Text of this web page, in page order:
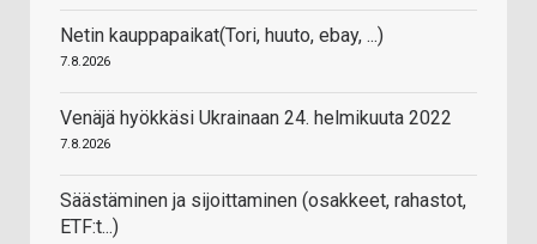
Netin kauppapaikat(Tori, huuto, ebay, ...)
7.8.2026
Venäjä hyökkäsi Ukrainaan 24. helmikuuta 2022
7.8.2026
Säästäminen ja sijoittaminen (osakkeet, rahastot,
ETF:t...)